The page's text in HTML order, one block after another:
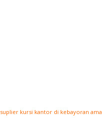
suplier kursi kantor di kebayoran ama